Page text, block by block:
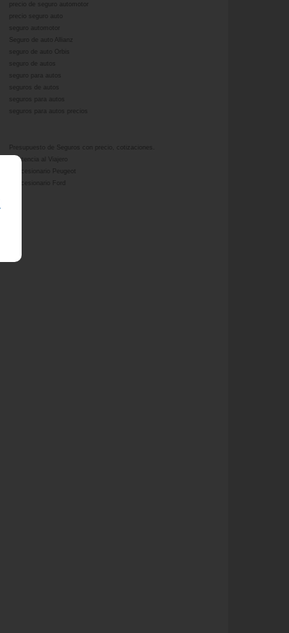
Seguro de auto Allianz
Presupuesto de Seguros con precio, cotizaciones.
Asistencia al Viajero